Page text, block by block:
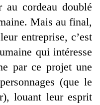
cordeau doublé
Mais au final,
entreprise, c’est
qui intéresse
par ce projet une
(que le
louant leur esprit